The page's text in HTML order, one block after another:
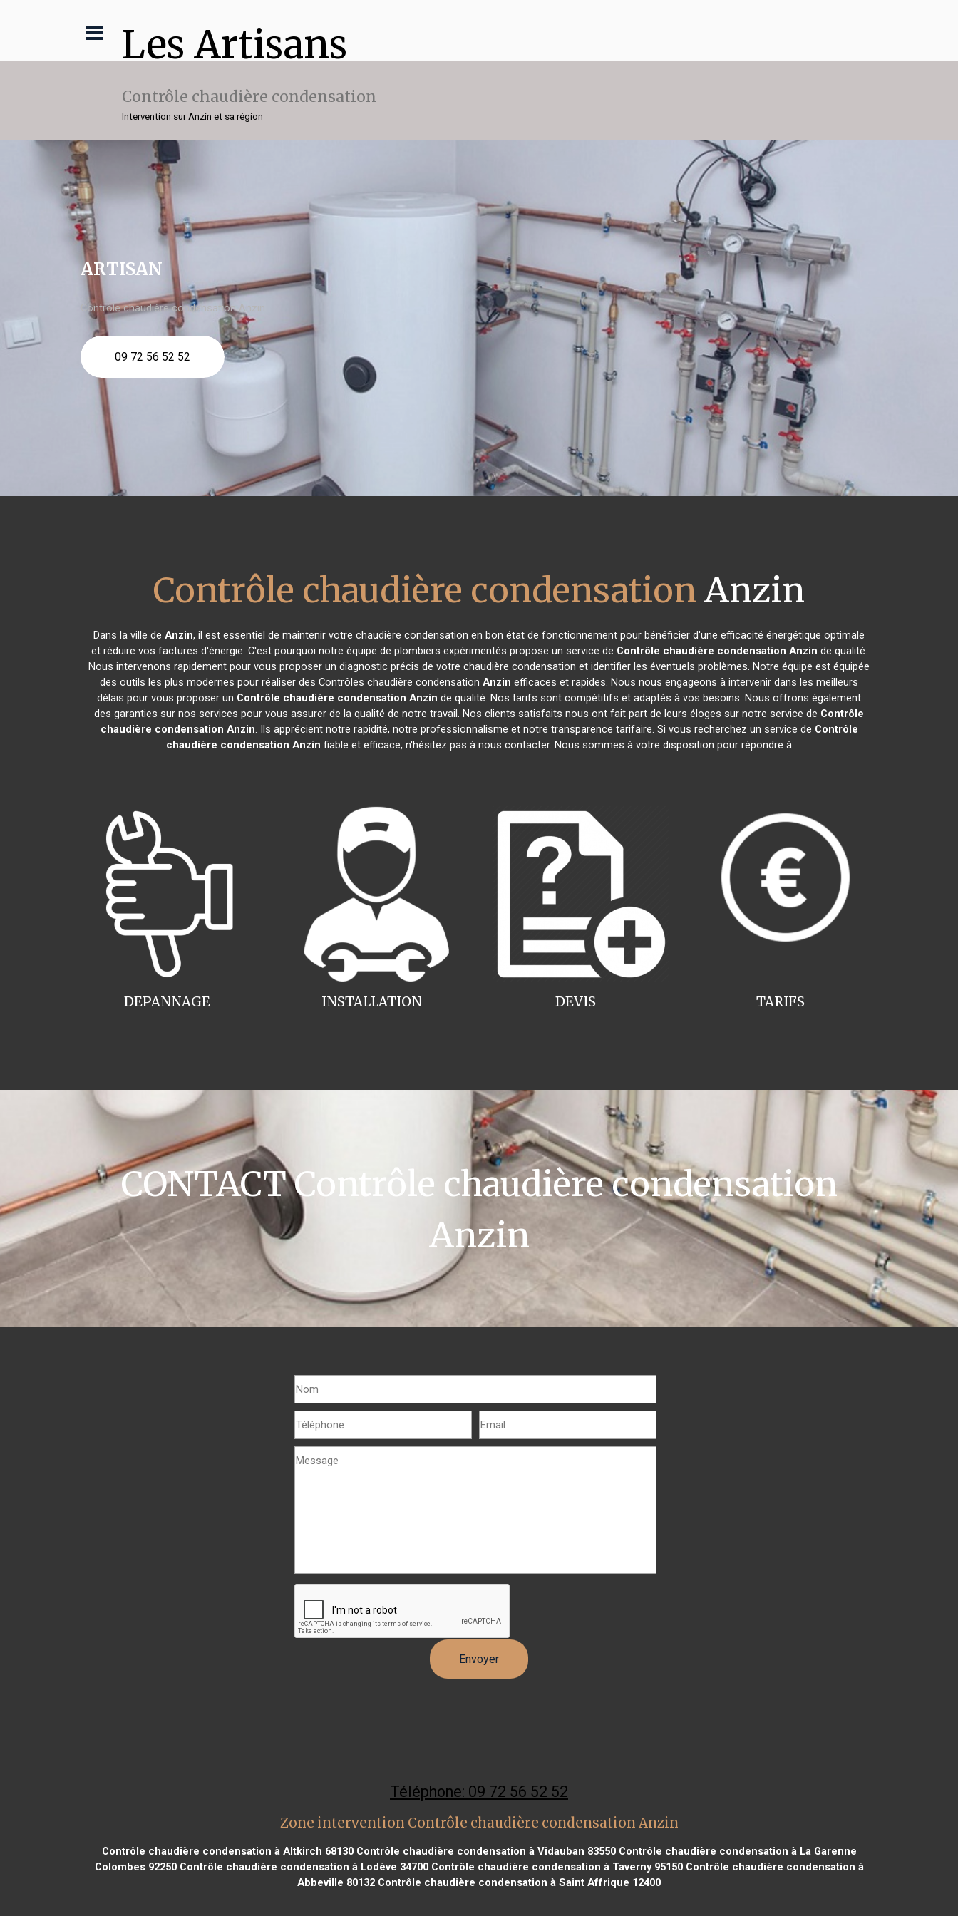
Les Artisans
Contrôle chaudière condensation
Intervention sur Anzin et sa région
ARTISAN
Contrôle chaudière condensation Anzin
09 72 56 52 52
Contrôle chaudière condensation Anzin
Dans la ville de Anzin, il est essentiel de maintenir votre chaudière condensation en bon état de fonctionnement pour bénéficier d'une efficacité énergétique optimale
et réduire vos factures d'énergie. C'est pourquoi notre équipe de plombiers expérimentés propose un service de Contrôle chaudière condensation Anzin de qualité.
Nous intervenons rapidement pour vous proposer un diagnostic précis de votre chaudière condensation et identifier les éventuels problèmes. Notre équipe est équipée
des outils les plus modernes pour réaliser des Contrôles chaudière condensation Anzin efficaces et rapides. Nous nous engageons à intervenir dans les meilleurs
délais pour vous proposer un Contrôle chaudière condensation Anzin de qualité. Nos tarifs sont compétitifs et adaptés à vos besoins. Nous offrons également
des garanties sur nos services pour vous assurer de la qualité de notre travail. Nos clients satisfaits nous ont fait part de leurs éloges sur notre service de Contrôle
chaudière condensation Anzin. Ils apprécient notre rapidité, notre professionnalisme et notre transparence tarifaire. Si vous recherchez un service de Contrôle
chaudière condensation Anzin fiable et efficace, n'hésitez pas à nous contacter. Nous sommes à votre disposition pour répondre à
INSTALLATION
DEPANNAGE TARIFS
DEVIS
CONTACT Contrôle chaudière condensation
Anzin
Téléphone: 09 72 56 52 52
Zone intervention Contrôle chaudière condensation Anzin
Contrôle chaudière condensation à Altkirch 68130Contrôle chaudière condensation à Vidauban 83550Contrôle chaudière condensation à La Garenne
Colombes 92250Contrôle chaudière condensation à Lodève 34700Contrôle chaudière condensation à Taverny 95150Contrôle chaudière condensation à
Abbeville 80132 Contrôle chaudière condensation à Saint Affrique 12400